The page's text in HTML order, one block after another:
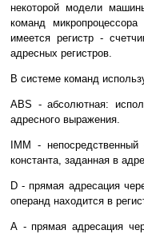
некоторой модели
команд
имеется регистр -
адресных регистров.
В системе команд
ABS - абсолютная:
адресного выражения.
IMM -
константа, заданная в
D - прямая адресация
операнд находится в
А - прямая адресация